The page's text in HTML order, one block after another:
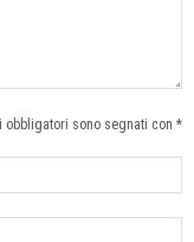
obbligatori sono segnati con *